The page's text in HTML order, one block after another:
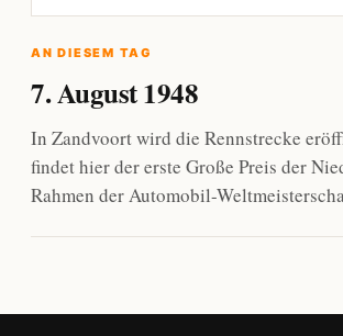
AN DIESEM TAG
7. August 1948
In Zandvoort wird die Rennstrecke
findet hier der erste Große Preis der
Rahmen der Automobil-